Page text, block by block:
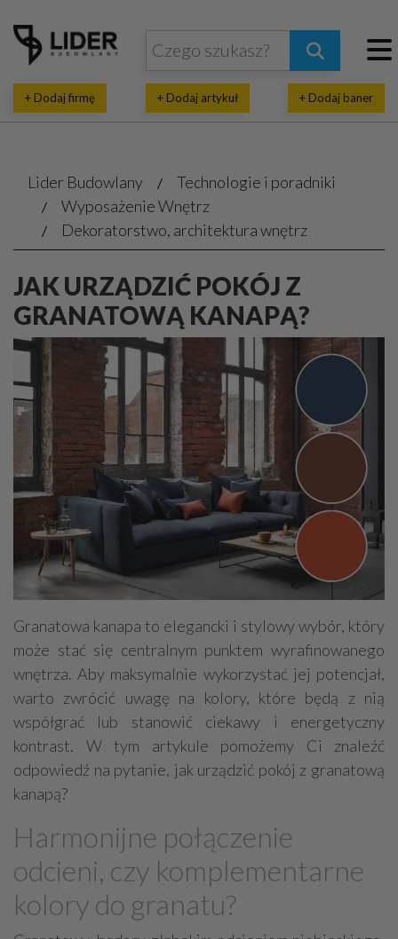
+ Dodaj firmę + Dodaj artykuł + Dodaj baner
Lider Budowlany
Technologie i poradniki
Wyposażenie Wnętrz
Dekoratorstwo, architektura wnętrz
JAK URZĄDZIĆ POKÓJ Z
GRANATOWĄ KANAPĄ?
Granatowa kanapa to elegancki i stylowy wybór, który
może stać się centralnym punktem wyrafinowanego
wnętrza. Aby maksymalnie wykorzystać jej potencjał,
warto zwrócić uwagę na kolory, które będą z nią
współgrać lub stanowić ciekawy i energetyczny
kontrast. W tym artykule pomożemy Ci znaleźć
odpowiedź na pytanie, jak urządzić pokój z granatową
kanapą?
Harmonijne połączenie
odcieni, czy komplementarne
kolory do granatu?